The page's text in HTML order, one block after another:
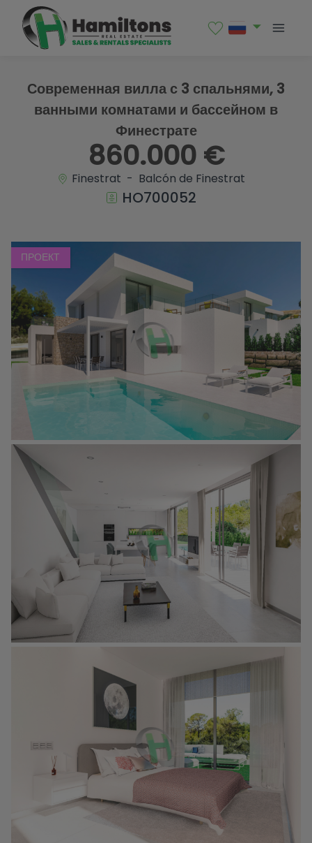
Современная вилла с 3 спальнями, 3
ванными комнатами и бассейном в
Финестрате
860.000 €
Finestrat - Balcón de Finestrat
HO700052
ПРОЕКТ
1 / 17